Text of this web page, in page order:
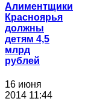
Алиментщики
Красноярья
должны
детям 4,5
млрд
рублей
16 июня
2014 11:44